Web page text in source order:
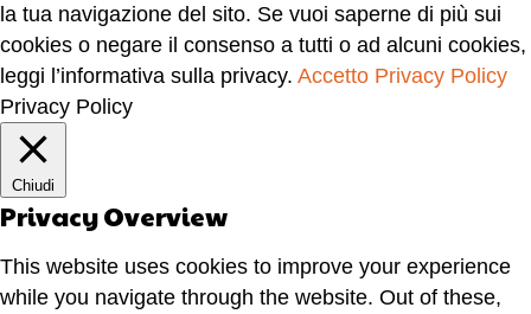
la tua navigazione del sito. Se vuoi saperne di più sui
cookies o negare il consenso a tutti o ad alcuni cookies,
leggi l’informativa sulla privacy. Accetto Privacy Policy
Privacy Policy
Chiudi
Privacy Overview
This website uses cookies to improve your experience
while you navigate through the website. Out of these,